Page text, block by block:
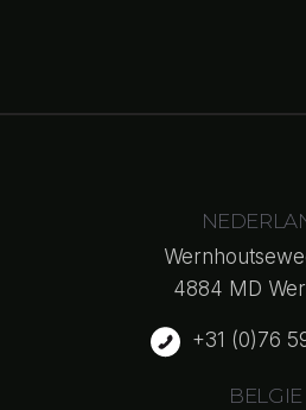
4884 MD
+31 (0)76
BELGIE